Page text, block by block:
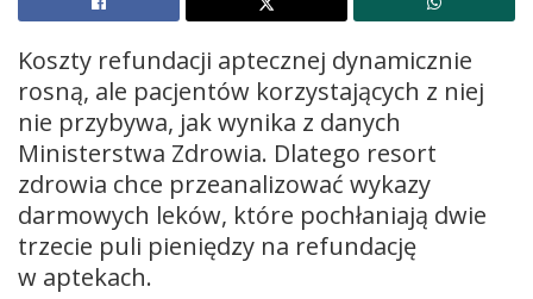
Koszty refundacji aptecznej dynamicznie
rosną, ale pacjentów korzystających z niej
nie przybywa, jak wynika z danych
Ministerstwa Zdrowia. Dlatego resort
zdrowia chce przeanalizować wykazy
darmowych leków, które pochłaniają dwie
trzecie puli pieniędzy na refundację
w aptekach.